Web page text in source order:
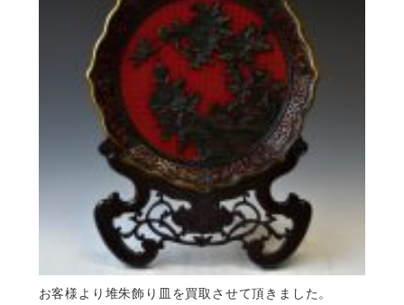
お客様より堆朱飾り皿を買取させて頂きました。